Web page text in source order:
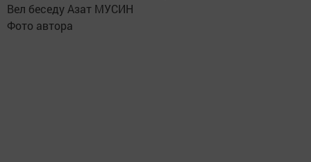
Вел беседу Азат МУСИН
Фото автора